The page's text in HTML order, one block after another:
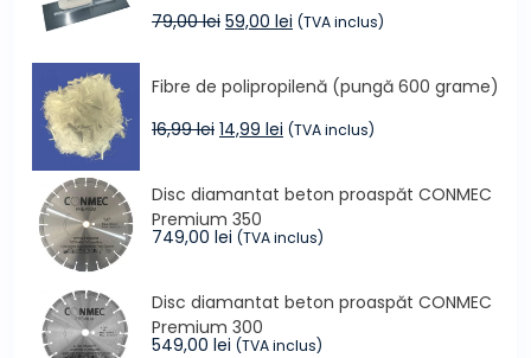
până
79,00lei Prețul
fost:
79,00 lei.
59,00 lei Prețul
59,00 lei.
(TVA inclus)
Fibre de polipropilenă (pungă 600 grame)
16,99lei Prețul
fost:
16,99 lei.
14,99 lei Prețul
14,99 lei.
(TVA inclus)
Disc diamantat beton proaspăt CONMEC
Premium 350
749,00 lei (TVA inclus)
Disc diamantat beton proaspăt CONMEC
Premium 300
549,00 lei (TVA inclus)